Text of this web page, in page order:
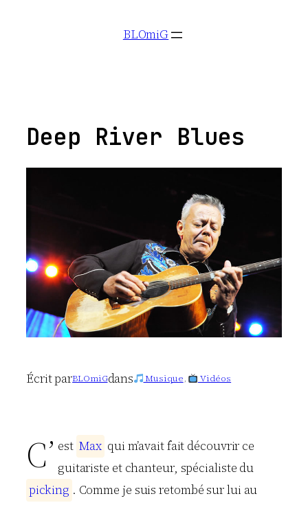
BLOmiG
Deep River Blues
Écrit parBLOmiGdans Musique, Vidéos
C’ est Max qui m’avait fait découvrir ce
guitariste et chanteur, spécialiste du
picking . Comme je suis retombé sur lui au